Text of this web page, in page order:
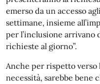
emerso da un accesso
settimane, insieme
per l’inclusione arrivano
richieste al giorno”.
Anche per rispetto
necessità, sarebbe bene